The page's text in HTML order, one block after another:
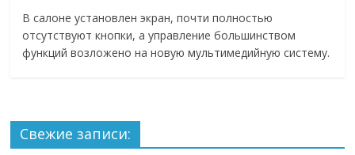
В салоне установлен экран, почти полностью
отсутствуют кнопки, а управление большинством
функций возложено на новую мультимедийную систему.
Свежие записи: